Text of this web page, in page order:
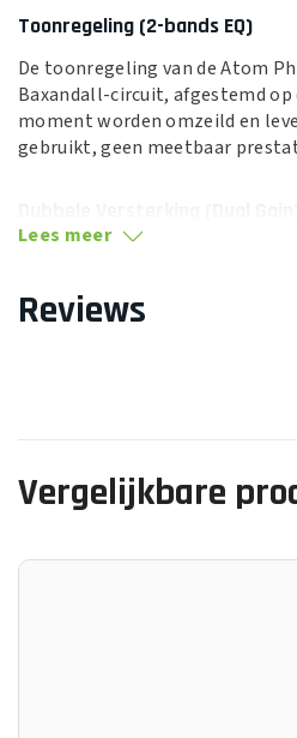
Toonregeling (2-bands EQ)
De toonregeling van de Atom
Baxandall-circuit, afgestemd op
moment worden omzeild en
gebruikt, geen meetbaar
—ongeveer vier keer sterker
Dankzij de nauwkeurige
Lees meer
Reviews
Vergelijkbare